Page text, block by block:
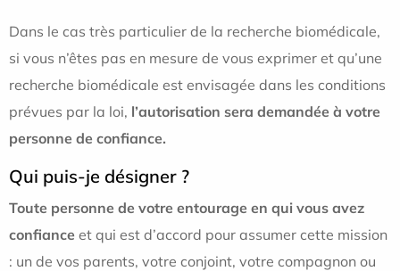
Dans le cas très particulier de la recherche biomédicale,
si vous n’êtes pas en mesure de vous exprimer et qu’une
recherche biomédicale est envisagée dans les conditions
prévues par la loi, l’autorisation sera demandée à votre
personne de confiance.
Qui puis-je désigner ?
Toute personne de votre entourage en qui vous avez
confiance et qui est d’accord pour assumer cette mission
: un de vos parents, votre conjoint, votre compagnon ou